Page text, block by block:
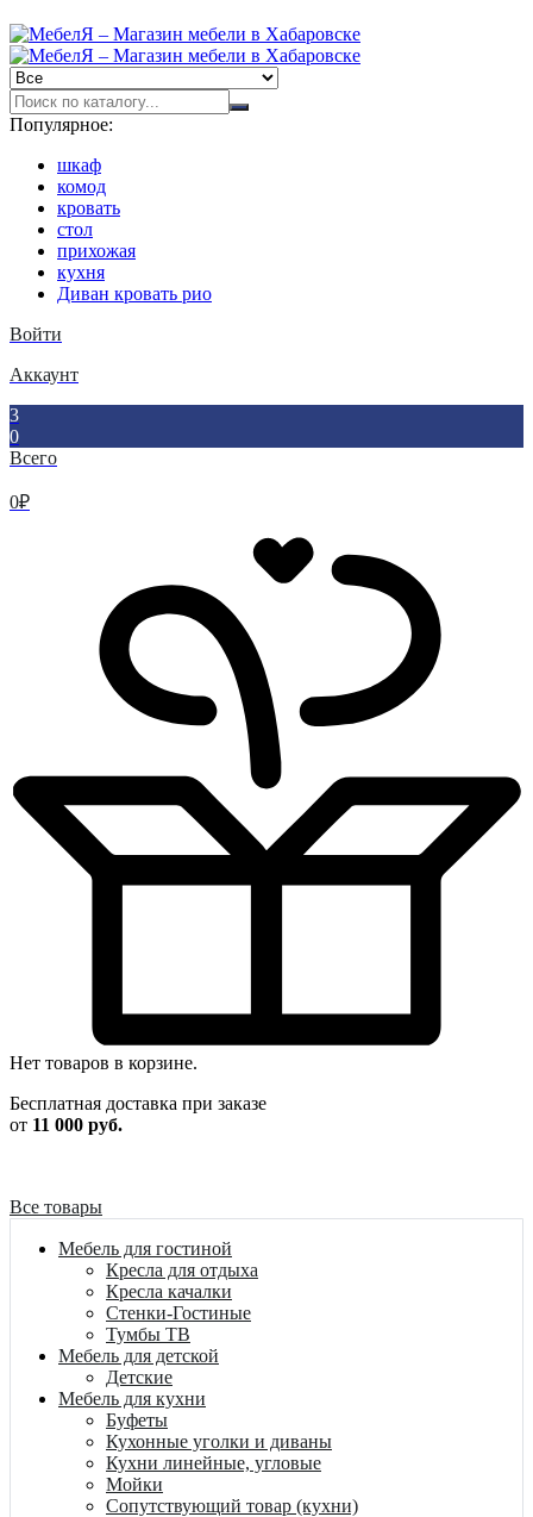
Популярное:
шкаф
комод
кровать
стол
прихожая
кухня
Диван кровать рио
Войти
Аккаунт
3
0
Всего
0₽
Нет товаров в корзине.
Бесплатная доставка при заказе
от 11 000 руб.
Все товары
Мебель для гостиной
Кресла для отдыха
Кресла качалки
Стенки-Гостиные
Тумбы ТВ
Мебель для детской
Детские
Мебель для кухни
Буфеты
Кухонные уголки и диваны
Кухни линейные, угловые
Мойки
Сопутствующий товар (кухни)